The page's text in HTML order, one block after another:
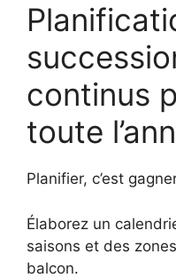
continus
toute
Planifier, c’est
Élaborez un
saisons et des
balcon.